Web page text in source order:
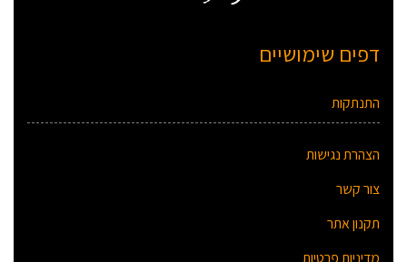
דפים שימושיים
התנתקות
הצהרת נגישות
צור קשר
תקנון אתר
מדיניות פרטיות